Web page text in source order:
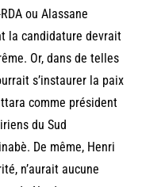
ou Alassane
la candidature devrait
Or, dans de telles
s’instaurer la paix
comme président
du Sud
De même, Henri
n’aurait aucune